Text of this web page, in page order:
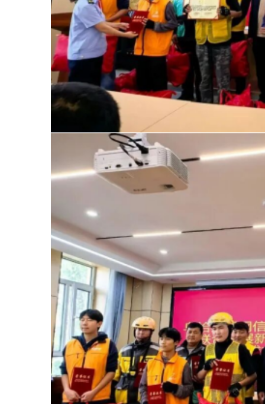
活动伊始，对评选出的 11
名“优秀外卖骑手”进行了表彰。充
分肯定了新就业群体在基层社会治
理中所作的贡献，营造出“学习先
进、争当先锋”的良好氛围，进一